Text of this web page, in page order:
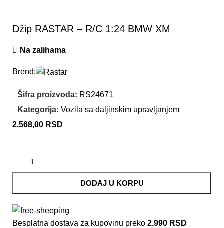
Džip RASTAR – R/C 1:24 BMW XM
Na zalihama
Brend:
Šifra proizvoda: RS24671
Kategorija: Vozila sa daljinskim upravljanjem
2.568,00 RSD
DODAJ U KORPU
Besplatna dostava za kupovinu preko 2.990 RSD